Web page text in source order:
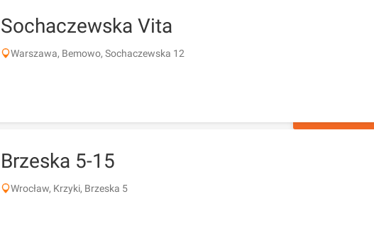
Sochaczewska Vita
Warszawa, Bemowo, Sochaczewska 12
Brzeska 5-15
Wrocław, Krzyki, Brzeska 5